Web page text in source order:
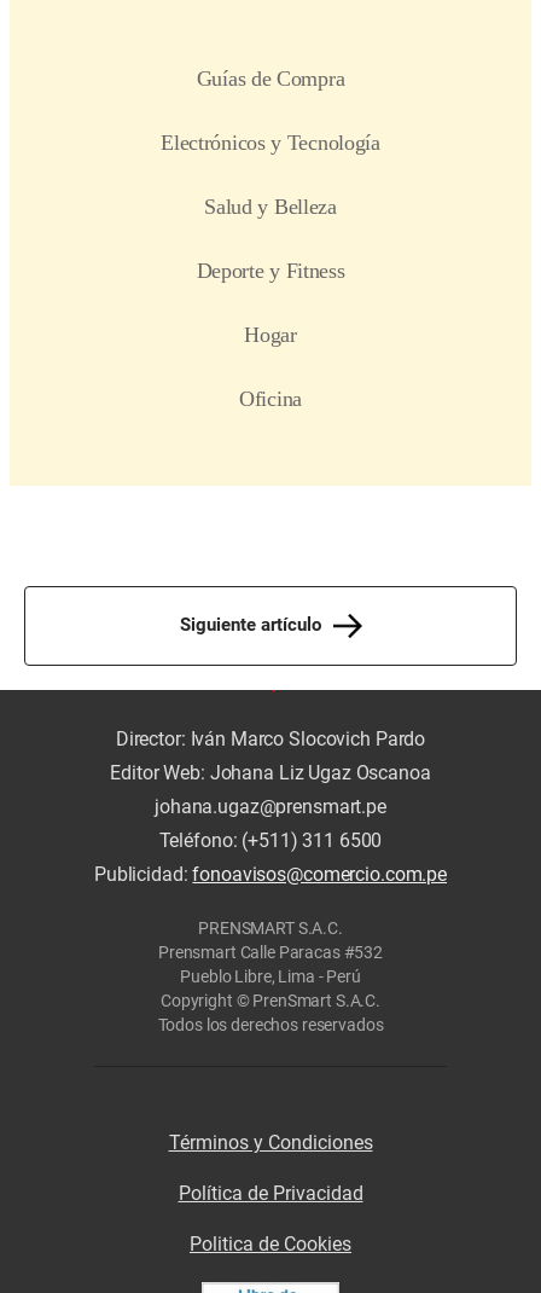
Siguiente artículo
Director: Iván Marco Slocovich Pardo
Editor Web: Johana Liz Ugaz Oscanoa
johana.ugaz@prensmart.pe
Teléfono: (+511) 311 6500
Publicidad:fonoavisos@comercio.com.pe
PRENSMART S.A.C.
Prensmart Calle Paracas #532
Pueblo Libre, Lima - Perú
Copyright © PrenSmart S.A.C.
Todos los derechos reservados
Términos y Condiciones
Política de Privacidad
Politica de Cookies